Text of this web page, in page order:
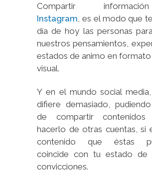
Compartir
Instagram , es el modo que
día de hoy las personas
nuestros pensamientos,
estados de animo en
visual.
Y en el mundo social
difiere demasiado,
de compartir contenidos
hacerlo de otras cuentas, si
contenido que éstas
coincide con tu estado de
convicciones.